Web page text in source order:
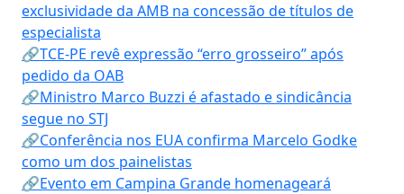
exclusividade da AMB na concessão de títulos de
especialista
🔗TCE-PE revê expressão “erro grosseiro” após
pedido da OAB
🔗Ministro Marco Buzzi é afastado e sindicância
segue no STJ
🔗Conferência nos EUA confirma Marcelo Godke
como um dos painelistas
🔗Evento em Campina Grande homenageará